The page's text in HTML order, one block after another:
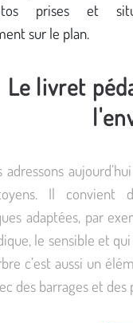
prises et
sur le plan.
Le livret
adressons
Il convient
adaptées, par
le sensible et
c’est aussi un
des barrages et des